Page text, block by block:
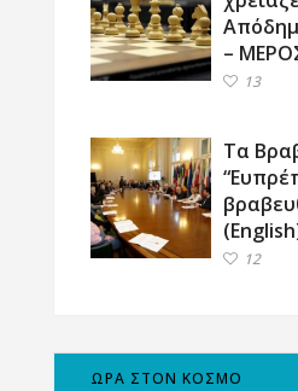
–
13
Τα
12
ΩΡΑ ΣΤΟΝ ΚΟΣΜΟ